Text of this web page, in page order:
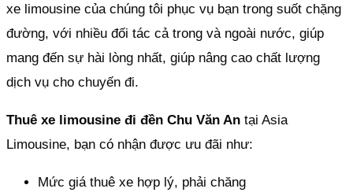
xe limousine của chúng tôi phục vụ bạn trong suốt chặng
đường, với nhiều đối tác cả trong và ngoài nước, giúp
mang đến sự hài lòng nhất, giúp nâng cao chất lượng
dịch vụ cho chuyến đi.
Thuê xe limousine đi đền Chu Văn An tại Asia
Limousine, bạn có nhận được ưu đãi như:
Mức giá thuê xe hợp lý, phải chăng